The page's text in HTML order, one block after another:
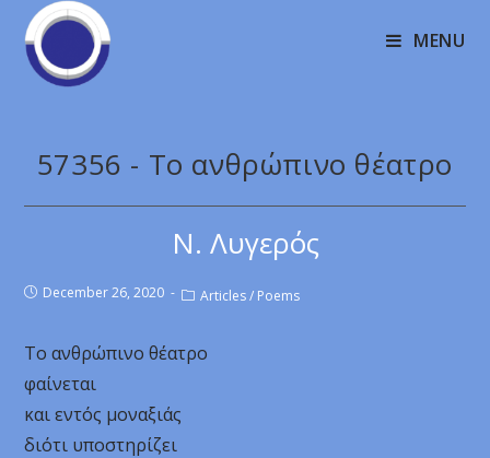
MENU
57356 - Το ανθρώπινο θέατρο
Ν. Λυγερός
December 26, 2020 Articles / Poems
Το ανθρώπινο θέατρο
φαίνεται
και εντός μοναξιάς
διότι υποστηρίζει